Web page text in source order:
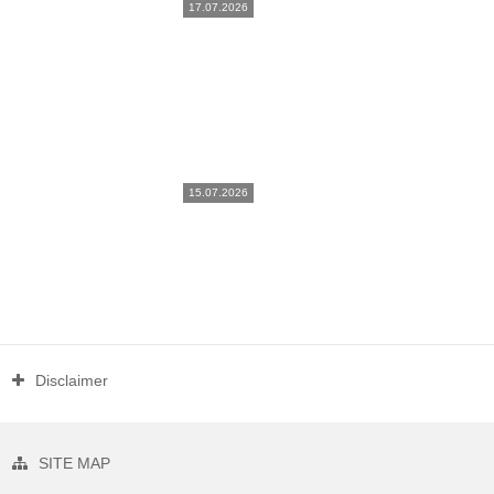
17.07.2026
15.07.2026
Disclaimer
SITE MAP